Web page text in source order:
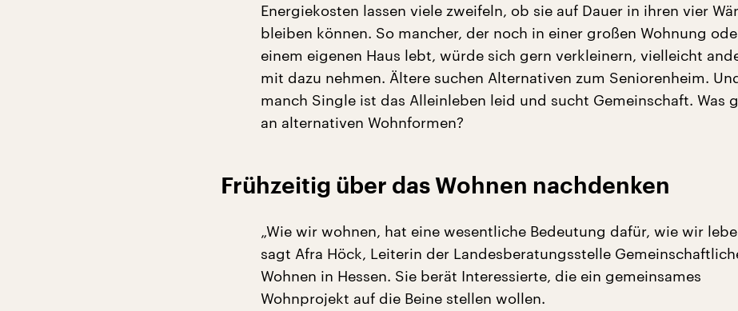
Energiekosten lassen viele zweifeln, ob sie auf Dauer in ihren vier
bleiben können. So mancher, der noch in einer großen Wohnung
einem eigenen Haus lebt, würde sich gern verkleinern, vielleicht
mit dazu nehmen. Ältere suchen Alternativen zum Seniorenheim.
manch Single ist das Alleinleben leid und sucht Gemeinschaft. Was
an alternativen Wohnformen?
Frühzeitig über das Wohnen nachdenken
„Wie wir wohnen, hat eine wesentliche Bedeutung dafür, wie wir
sagt Afra Höck, Leiterin der Landesberatungsstelle
Wohnen in Hessen. Sie berät Interessierte, die ein gemeinsames
Wohnprojekt auf die Beine stellen wollen.